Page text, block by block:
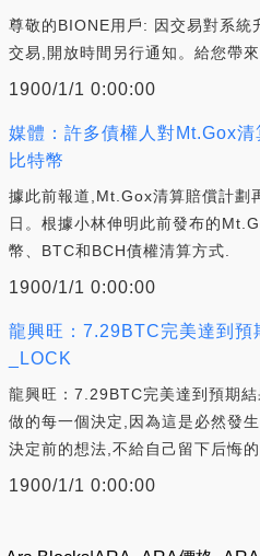
尊敬的BIONE用戶: 因交易對系
交易,開放時間另行通知。給您帶
1900/1/1 0:00:00
媒體：許多債權人對Mt.Gox清
比特幣
據此前報道,Mt.Gox清算賠償計劃
日。根據小林伸明此前發布的
幣、BTC和BCH債權清算方式.
1900/1/1 0:00:00
龍興旺：7.29BTC完美達到預
_LOCK
龍興旺：7.29BTC完美達到預期
做的每一個決定,因為這是必然發
決定前的想法,不給自己留下后悔的
1900/1/1 0:00:00